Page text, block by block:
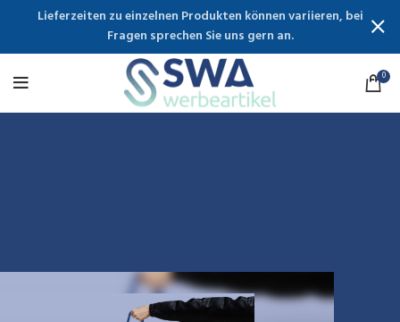
0
Lieferzeiten zu einzelnen Produkten können variieren, bei
Fragen sprechen Sie uns gern an.